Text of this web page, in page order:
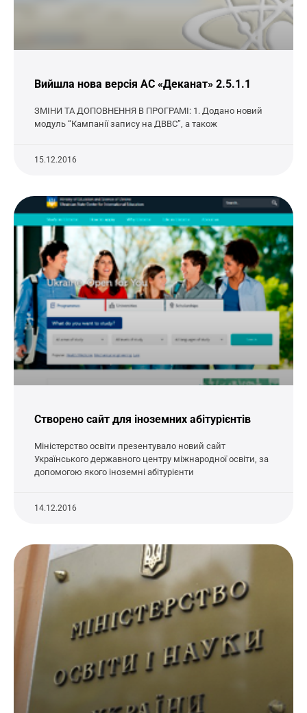
Вийшла нова версія АС «Деканат» 2.5.1.1
ЗМІНИ ТА ДОПОВНЕННЯ В ПРОГРАМІ: 1. Додано новий
модуль “Кампанії запису на ДВВС”, а також
15.12.2016
Cтворено сайт для іноземних абітурієнтів
Міністерство освіти презентувало новий сайт
Українського державного центру міжнародної освіти, за
допомогою якого іноземні абітурієнти
14.12.2016